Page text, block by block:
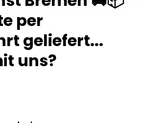
per
geliefert...
uns?